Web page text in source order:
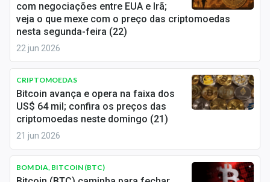
com negociações entre EUA e Irã;
veja o que mexe com o preço das criptomoedas
nesta segunda-feira (22)
22 jun 2026
CRIPTOMOEDAS
Bitcoin avança e opera na faixa dos
US$ 64 mil; confira os preços das
criptomoedas neste domingo (21)
21 jun 2026
BOM DIA, BITCOIN (BTC)